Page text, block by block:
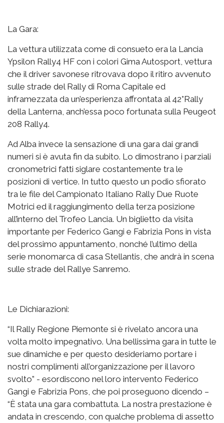
La Gara:
La vettura utilizzata come di consueto era la Lancia
Ypsilon Rally4 HF con i colori Gima Autosport, vettura
che il driver savonese ritrovava dopo il ritiro avvenuto
sulle strade del Rally di Roma Capitale ed
inframezzata da un’esperienza affrontata al 42°Rally
della Lanterna, anch’essa poco fortunata sulla Peugeot
208 Rally4.
Ad Alba invece la sensazione di una gara dai grandi
numeri si è avuta fin da subito. Lo dimostrano i parziali
cronometrici fatti siglare costantemente tra le
posizioni di vertice. In tutto questo un podio sfiorato
tra le file del Campionato Italiano Rally Due Ruote
Motrici ed il raggiungimento della terza posizione
all’interno del Trofeo Lancia. Un biglietto da visita
importante per Federico Gangi e Fabrizia Pons in vista
del prossimo appuntamento, nonché l’ultimo della
serie monomarca di casa Stellantis, che andrà in scena
sulle strade del Rallye Sanremo.
Le Dichiarazioni:
“Il Rally Regione Piemonte si è rivelato ancora una
volta molto impegnativo. Una bellissima gara in tutte le
sue dinamiche e per questo desideriamo portare i
nostri complimenti all’organizzazione per il lavoro
svolto” - esordiscono nel loro intervento Federico
Gangi e Fabrizia Pons, che poi proseguono dicendo –
“È stata una gara combattuta. La nostra prestazione è
andata in crescendo, con qualche problema di assetto